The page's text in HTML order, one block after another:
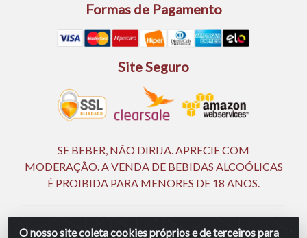
O nosso site coleta cookies próprios e de terceiros para
Formas de Pagamento
Site Seguro
SE BEBER, NÃO DIRIJA. APRECIE COM
MODERAÇÃO. A VENDA DE BEBIDAS ALCOÓLICAS
É PROIBIDA PARA MENORES DE 18 ANOS.
Ingá Distribuidora Ltda | CNPJ 05.390.477/0002-25 -